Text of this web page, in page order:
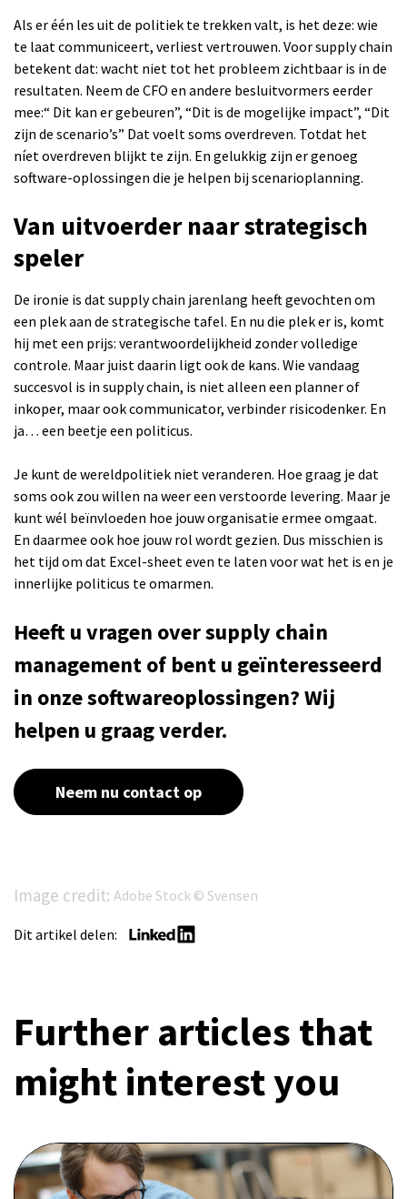
Als er één les uit de politiek te trekken valt, is het deze: wie
te laat communiceert, verliest vertrouwen. Voor supply chain
betekent dat: wacht niet tot het probleem zichtbaar is in de
resultaten. Neem de CFO en andere besluitvormers eerder
mee:“ Dit kan er gebeuren”, “Dit is de mogelijke impact”, “Dit
zijn de scenario’s” Dat voelt soms overdreven. Totdat het
níet overdreven blijkt te zijn. En gelukkig zijn er genoeg
software-oplossingen die je helpen bij scenarioplanning.
Van uitvoerder naar strategisch
speler
De ironie is dat supply chain jarenlang heeft gevochten om
een plek aan de strategische tafel. En nu die plek er is, komt
hij met een prijs: verantwoordelijkheid zonder volledige
controle. Maar juist daarin ligt ook de kans. Wie vandaag
succesvol is in supply chain, is niet alleen een planner of
inkoper, maar ook communicator, verbinder risicodenker. En
ja… een beetje een politicus.
Je kunt de wereldpolitiek niet veranderen. Hoe graag je dat
soms ook zou willen na weer een verstoorde levering. Maar je
kunt wél beïnvloeden hoe jouw organisatie ermee omgaat.
En daarmee ook hoe jouw rol wordt gezien. Dus misschien is
het tijd om dat Excel-sheet even te laten voor wat het is en je
innerlijke politicus te omarmen.
Heeft u vragen over supply chain
management of bent u geïnteresseerd
in onze softwareoplossingen? Wij
helpen u graag verder.
Neem nu contact op
Image credit: Adobe Stock © Svensen
Dit artikel delen:
Further articles that
might interest you